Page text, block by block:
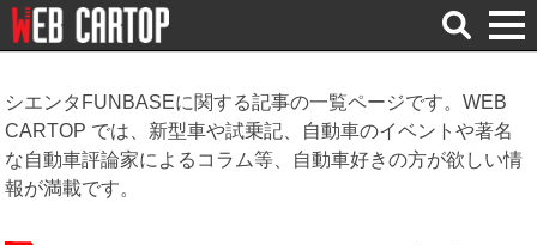
検
索
シエンタFUNBASEに関する記事の一覧ページです。WEB
CARTOP では、新型車や試乗記、自動車のイベントや著名
な自動車評論家によるコラム等、自動車好きの方が欲しい情
報が満載です。